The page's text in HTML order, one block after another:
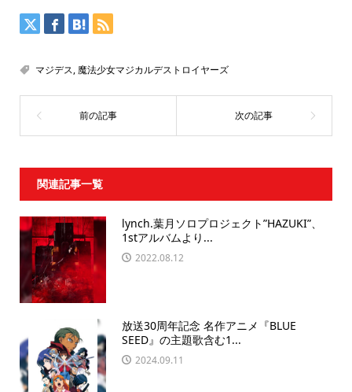
マジデス,魔法少⼥マジカルデストロイヤーズ
関連記事一覧
lynch.葉月ソロプロジェクト”HAZUKI”、
1stアルバムより...
2022.08.12
放送30周年記念 名作アニメ『BLUE
SEED』の主題歌含む1...
2024.09.11